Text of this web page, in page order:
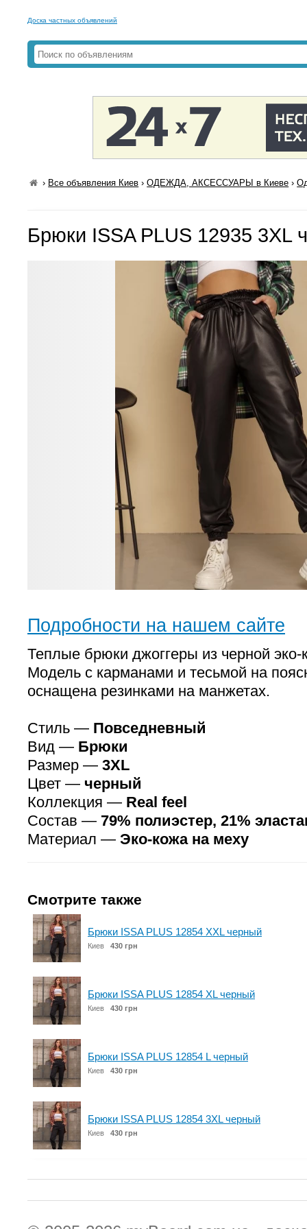
Доска частных объявлений
› Все объявления Киев ›ОДЕЖДА, АКСЕССУАРЫ в Киеве ›
Брюки ISSA PLUS 12935 3XL
Подробности на нашем сайте
Теплые брюки джоггеры из черной эко-
Модель с карманами и тесьмой на
оснащена резинками на манжетах.
Стиль — Повседневный
Вид — Брюки
Размер — 3XL
Цвет — черный
Коллекция — Real feel
Состав — 79% полиэстер, 21%
Материал — Эко-кожа на меху
Смотрите также
Брюки ISSA PLUS 12854 XXL черный
Киев 430 грн
Брюки ISSA PLUS 12854 XL черный
Киев 430 грн
Брюки ISSA PLUS 12854 L черный
Киев 430 грн
Брюки ISSA PLUS 12854 3XL черный
Киев 430 грн